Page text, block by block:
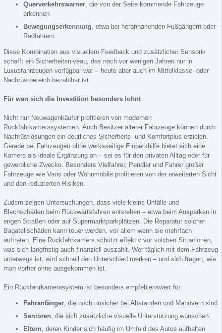
Querverkehrswarner, die von der Seite kommende Fahrzeuge
erkennen
Bewegungserkennung, etwa bei herannahenden Fußgängern oder
Radfahrern
Diese Kombination aus visuellem Feedback und zusätzlicher Sensorik
schafft ein Sicherheitsniveau, das noch vor wenigen Jahren nur in
Luxusfahrzeugen verfügbar war – heute aber auch im Mittelklasse- oder
Nachrüstbereich bezahlbar ist.
Für wen sich die Investition besonders lohnt
Nicht nur Neuwagenkäufer profitieren von modernen
Rückfahrkamerasystemen. Auch Besitzer älterer Fahrzeuge können durch
Nachrüstlösungen ein deutliches Sicherheits- und Komfortplus erzielen.
Gerade bei Fahrzeugen ohne werksseitige Einparkhilfe bietet sich eine
Kamera als ideale Ergänzung an – sei es für den privaten Alltag oder für
gewerbliche Zwecke. Besonders Vielfahrer, Pendler und Fahrer großer
Fahrzeuge wie Vans oder Wohnmobile profitieren von der erweiterten Sicht
und den reduzierten Risiken.
Zudem zeigen Untersuchungen, dass viele kleine Unfälle und
Blechschäden beim Rückwärtsfahren entstehen – etwa beim Ausparken in
engen Straßen oder auf Supermarktparkplätzen. Die Reparatur solcher
Bagatellschäden kann teuer werden, vor allem wenn sie mehrfach
auftreten. Eine Rückfahrkamera schützt effektiv vor solchen Situationen,
was sich langfristig auch finanziell auszahlt. Wer täglich mit dem Fahrzeug
unterwegs ist, wird schnell den Unterschied merken – und sich fragen, wie
man vorher ohne ausgekommen ist.
Ein Rückfahrkamerasystem ist besonders empfehlenswert für:
Fahranfänger, die noch unsicher bei Abständen und Manövern sind
Senioren, die sich zusätzliche visuelle Unterstützung wünschen
Eltern, deren Kinder sich häufig im Umfeld des Autos aufhalten